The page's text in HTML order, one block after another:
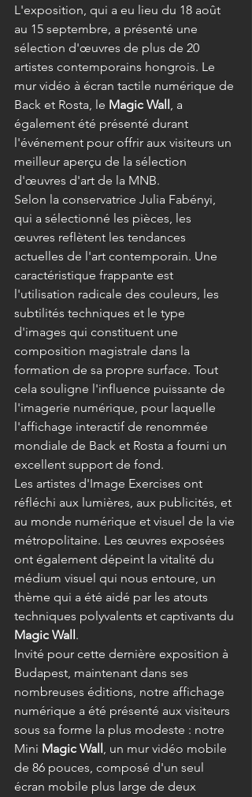
L'exposition, qui a eu lieu du 18 août
au 15 septembre, a présenté une
sélection d'œuvres de plus de 20
artistes contemporains hongrois. Le
mur vidéo à écran tactile numérique de
Back et Rosta, le Magic Wall , a
également été présenté durant
l'événement pour offrir aux visiteurs un
meilleur aperçu de la sélection
d'œuvres d'art de la MNB.
Selon la conservatrice Julia Fabényi,
qui a sélectionné les pièces, les
œuvres reflètent les tendances
actuelles de l'art contemporain. Une
caractéristique frappante est
l'utilisation radicale des couleurs, les
subtilités techniques et le type
d'images qui constituent une
composition magistrale dans la
formation de sa propre surface. Tout
cela souligne l'influence puissante de
l'imagerie numérique, pour laquelle
l'affichage interactif de renommée
mondiale de Back et Rosta a fourni un
excellent support de fond.
Les artistes d'Image Exercises ont
réfléchi aux lumières, aux publicités, et
au monde numérique et visuel de la vie
métropolitaine. Les œuvres exposées
ont également dépeint la vitalité du
médium visuel qui nous entoure, un
thème qui a été aidé par les atouts
techniques polyvalents et captivants du
Magic Wall .
Invité pour cette dernière exposition à
Budapest, maintenant dans ses
nombreuses éditions, notre affichage
numérique a été présenté aux visiteurs
sous sa forme la plus modeste : notre
Mini Magic Wall , un mur vidéo mobile
de 86 pouces, composé d'un seul
écran mobile plus large de deux